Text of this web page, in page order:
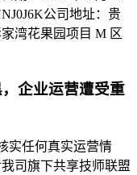
公司地址：贵
湾花果园项目 M 区
企业运营遭受重
实任何真实运营情
司旗下共享技师联盟